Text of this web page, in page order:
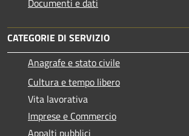
CATEGORIE DI SERVIZIO
Anagrafe e stato civile
Cultura e tempo libero
Vita lavorativa
Imprese e Commercio
Appalti pubblici